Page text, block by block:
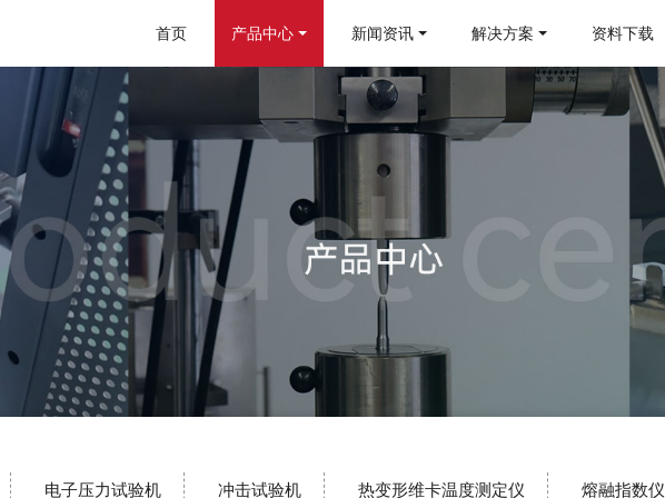
首页 产品中心 新闻资讯 解决方案 资料下载
电子压力试验机 冲击试验机 热变形维卡温度测定仪 熔融指数仪